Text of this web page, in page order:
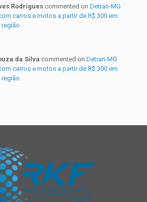
Rodrigues commented on Detran-MG
carros e motos a partir de R$ 300 em
região.
da Silva commented on Detran-MG
carros e motos a partir de R$ 300 em
região.